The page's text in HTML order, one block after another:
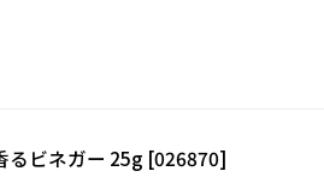
るビネガー 25g [026870]